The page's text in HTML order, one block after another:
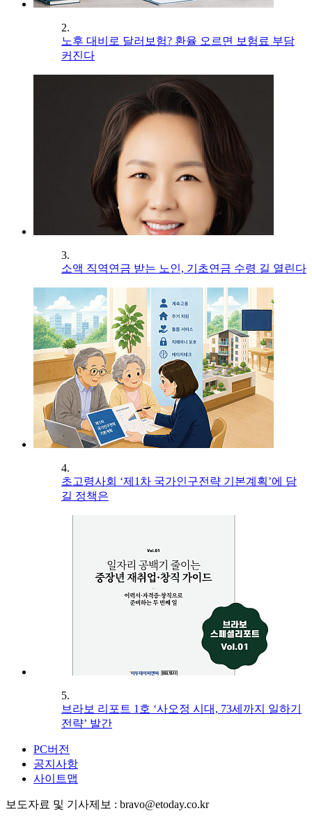
2.
노후 대비로 달러보험? 환율 오르면 보험료 부담
커진다
3.
소액 직역연금 받는 노인, 기초연금 수령 길 열린다
4.
초고령사회 ‘제1차 국가인구전략 기본계획’에 담
길 정책은
5.
브라보 리포트 1호 ‘사오정 시대, 73세까지 일하기
전략’ 발간
PC버전
공지사항
사이트맵
보도자료 및 기사제보 : bravo@etoday.co.kr